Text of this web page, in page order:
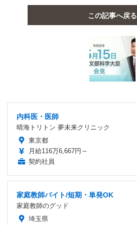
この記事へ戻る
内科医・医師
晴海トリトン 夢未来クリニック
東京都
月給116万6,667円～
契約社員
家庭教師バイト/短期・単発OK
家庭教師のグッド
埼玉県